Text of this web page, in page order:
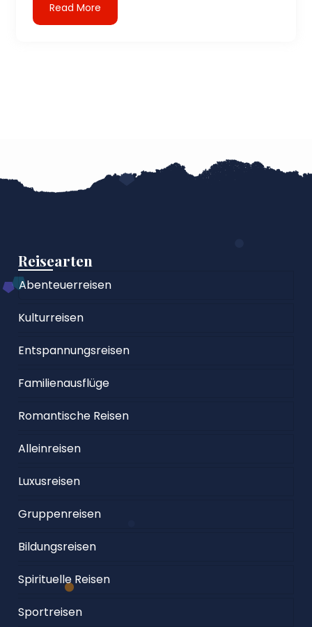
Read More
Reisearten
Abenteuerreisen
Kulturreisen
Entspannungsreisen
Familienausflüge
Romantische Reisen
Alleinreisen
Luxusreisen
Gruppenreisen
Bildungsreisen
Spirituelle Reisen
Sportreisen